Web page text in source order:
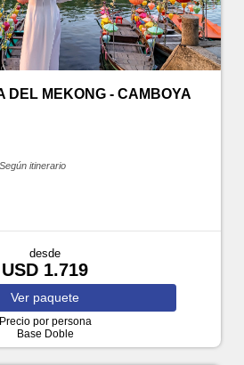
DEL MEKONG - CAMBOYA
Según itinerario
desde
USD 1.719
Ver paquete
Precio por persona
Base Doble